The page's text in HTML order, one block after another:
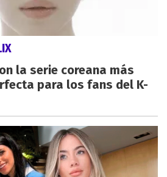
la serie coreana más
para los fans del K-